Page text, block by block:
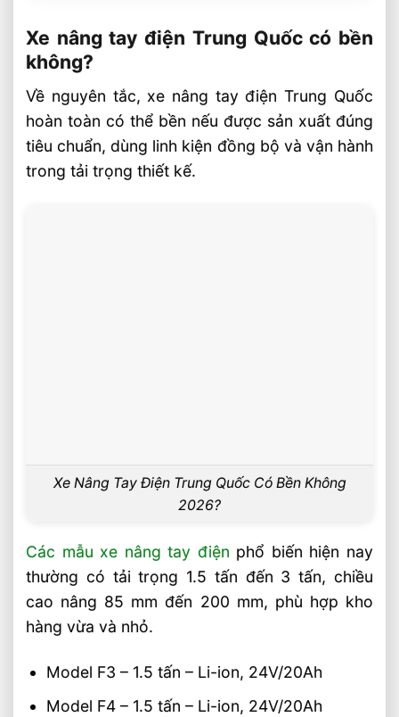
không?
Những yếu tố ảnh hưởng trực tiếp đến độ
bền
Khi nào nên mua xe nâng tay điện Trung
Quốc ?
Câu hỏi khi mua xe nâng tay điện FAQ
Chọn Xe Nâng Điện Theo Ngành Phù
Hợp Từng Ứng Dụng
Loại Pallet Tối Ưu Nhất
Chọn Xe Nâng Điện Phù Hợp Theo Chiều
Cao Kệ Hàng Chuẩn Nhất
Xe Nâng Điện Reach Truck 1.8 Tấn Lựa
Xe Nâng Dầu 3.5 Tấn Động Cơ Isuzu Có
Ưu Điểm Gì
Xe nâng tay điện Trung Quốc có bền
không?
Về nguyên tắc, xe nâng tay điện Trung Quốc
hoàn toàn có thể bền nếu được sản xuất đúng
tiêu chuẩn, dùng linh kiện đồng bộ và vận hành
trong tải trọng thiết kế.
Xe Nâng Tay Điện Trung Quốc Có Bền Không
2026?
Các mẫu xe nâng tay điện phổ biến hiện nay
thường có tải trọng 1.5 tấn đến 3 tấn, chiều
cao nâng 85 mm đến 200 mm, phù hợp kho
hàng vừa và nhỏ.
Model F3 – 1.5 tấn – Li-ion, 24V/20Ah
Model F4 – 1.5 tấn – Li-ion, 24V/20Ah